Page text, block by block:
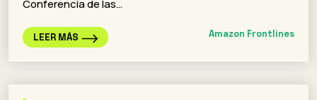
Conferencia de las…
LEER MÁS Amazon Frontlines